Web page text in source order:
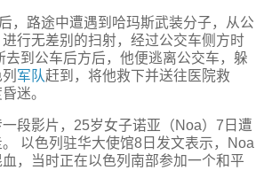
，路途中遭遇到哈玛斯武装分子，从公
行无差别的扫射，经过公交车侧方时
去到公车后方后，他便逃离公交车，躲
军队赶到，将他救下并送往医院救
迷。
段影片，25岁女子诺亚（Noa）7日遭
以色列驻华大使馆8日发文表示，Noa
，当时正在以色列南部参加一个和平